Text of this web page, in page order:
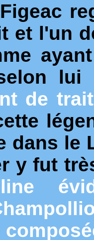
et l'un
de
dans le
y fut